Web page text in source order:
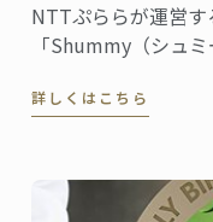
NTTぷららが運営
「Shummy（シュ
ドン･ブルーはこの
詳しくはこちら